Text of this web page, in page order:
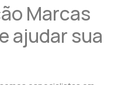
Marcas
ajudar sua